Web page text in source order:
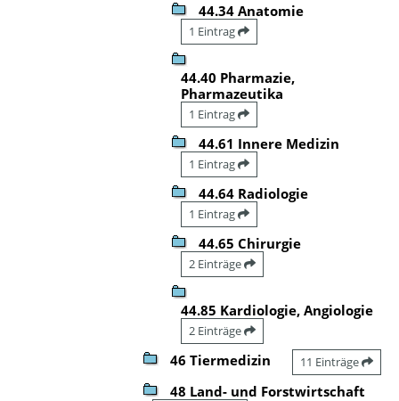
44.34 Anatomie
1 Eintrag
44.40 Pharmazie,
Pharmazeutika
1 Eintrag
44.61 Innere Medizin
1 Eintrag
44.64 Radiologie
1 Eintrag
44.65 Chirurgie
2 Einträge
44.85 Kardiologie, Angiologie
2 Einträge
46 Tiermedizin 11 Einträge
48 Land- und Forstwirtschaft